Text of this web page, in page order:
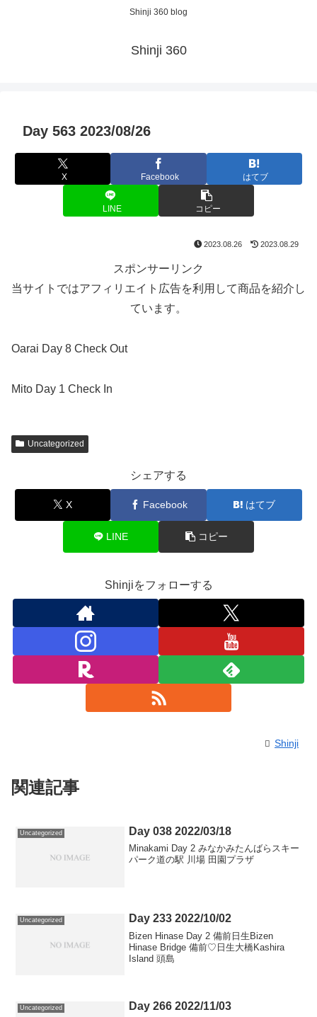
Shinji 360 blog
Shinji 360
Day 563 2023/08/26
X Facebook はてブ
LINE コピー
2023.08.26 2023.08.29
スポンサーリンク
当サイトではアフィリエイト広告を利用して商品を紹介し
ています。
Oarai Day 8 Check Out
Mito Day 1 Check In
Uncategorized
シェアする
X Facebook はてブ
LINE コピー
Shinjiをフォローする
Shinji
関連記事
Uncategorized Day 038 2022/03/18
Minakami Day 2 みなかみたんばらスキー
パーク道の駅 川場 田園プラザ
Uncategorized Day 233 2022/10/02
Bizen Hinase Day 2 備前日生Bizen
Hinase Bridge 備前♡日生大橋Kashira
Island 頭島
Uncategorized Day 266 2022/11/03